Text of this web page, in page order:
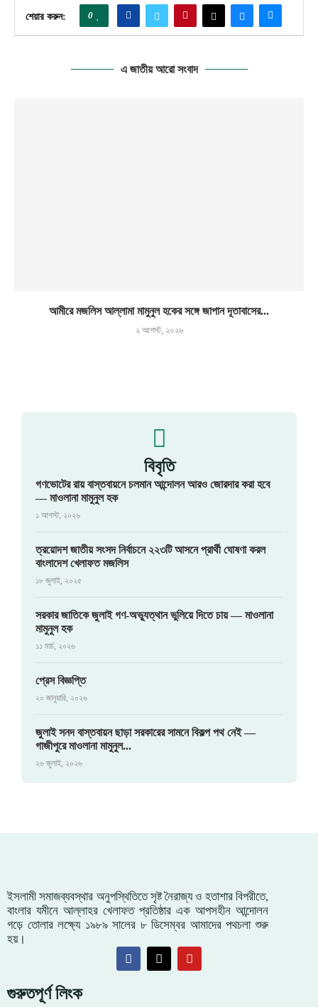
শেয়ার করুন: 0
এ জাতীয় আরো সংবাদ
আমীরে মজলিস আল্লামা মামুনুল হকের সঙ্গে জাপান দূতাবাসের...
২ আগস্ট, ২০২৬
বিবৃতি
গণভোটের রায় বাস্তবায়নে চলমান আন্দোলন আরও জোরদার করা হবে
— মাওলানা মামুনুল হক
১ আগস্ট, ২০২৬
ত্রয়োদশ জাতীয় সংসদ নির্বাচনে ২২৩টি আসনে প্রার্থী ঘোষণা করল
বাংলাদেশ খেলাফত মজলিস
১৮ জুলাই, ২০২৫
সরকার জাতিকে জুলাই গণ-অভ্যুত্থান ভুলিয়ে দিতে চায় — মাওলানা
মামুনুল হক
১১ মার্চ, ২০২৬
প্রেস বিজ্ঞপ্তি
২০ জানুয়ারি, ২০২৬
জুলাই সনদ বাস্তবায়ন ছাড়া সরকারের সামনে বিকল্প পথ নেই —
গাজীপুরে মাওলানা মামুনুল...
২৬ জুলাই, ২০২৬
ইসলামী সমাজব্যবস্থার অনুপস্থিতিতে সৃষ্ট নৈরাজ্য ও হতাশার বিপরীতে,
বাংলার যমীনে আল্লাহর খেলাফত প্রতিষ্ঠার এক আপসহীন আন্দোলন
গড়ে তোলার লক্ষ্যে ১৯৮৯ সালের ৮ ডিসেম্বর আমাদের পথচলা শুরু
হয়।
গুরুতপূর্ণ লিংক